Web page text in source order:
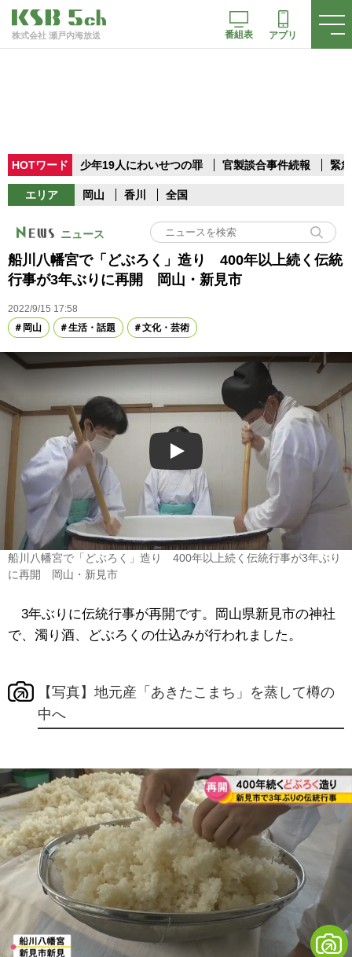
株式会社 瀬戸内海放送 番組表 アプリ
HOTワード 少年19人にわいせつの罪 官製談合事件続報 緊
エリア 岡山 香川 全国
ニュース
船川八幡宮で「どぶろく」造り 400年以上続く伝統
行事が3年ぶりに再開 岡山・新見市
2022/9/15 17:58
岡山
生活・話題 文化・芸術
Play
船川八幡宮で「どぶろく」造り 400年以上続く伝統行事が3年ぶり
に再開 岡山・新見市
3年ぶりに伝統行事が再開です。岡山県新見市の神社
で、濁り酒、どぶろくの仕込みが行われました。
【写真】地元産「あきたこまち」を蒸して樽の
中へ